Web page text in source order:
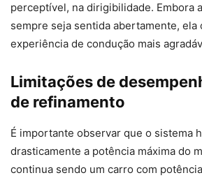
perceptível, na dirigibilidade. Embora
sempre seja sentida abertamente, ela
experiência de condução mais
Limitações de
de refinamento
É importante observar que o sistema
drasticamente a potência máxima do
continua sendo um carro com